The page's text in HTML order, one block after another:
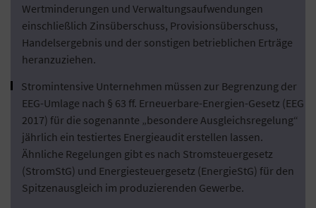
Wertminderungen und Verwaltungsaufwendungen
einschließlich Zinsüberschuss, Provisionsüberschuss,
Handelsergebnis und der sonstigen betrieblichen Erträge
heranzuziehen.
Stromintensive Unternehmen müssen zur Begrenzung der
EEG-Umlage nach § 63 ff. Erneuerbare-Energien-Gesetz (EEG
2017) für die sogenannte „besondere Ausgleichsregelung“
jährlich ein testiertes Energieaudit erstellen lassen.
Ähnliche Regelungen gibt es nach Stromsteuergesetz
(StromStG) und Energiesteuergesetz (EnergieStG) für den
Spitzenausgleich im produzierenden Gewerbe.